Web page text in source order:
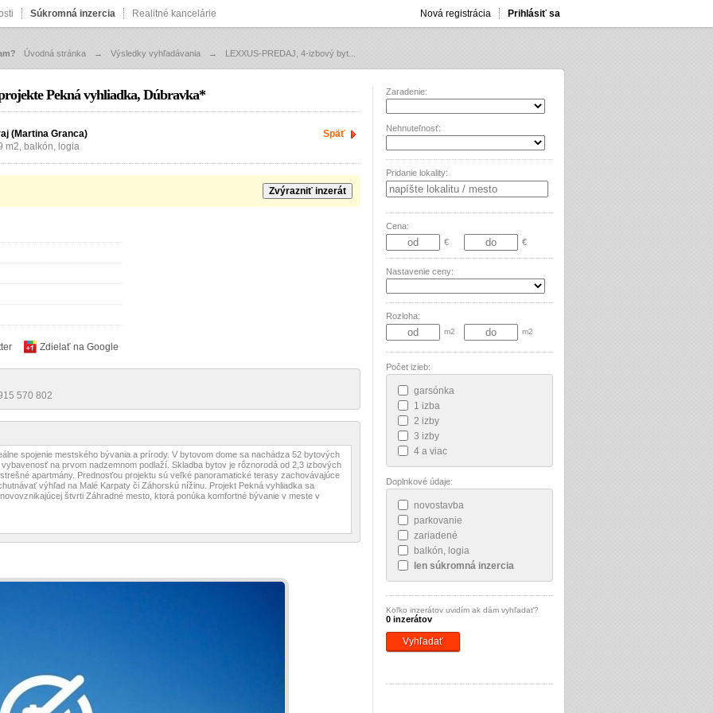
Súkromná inzercia Realitné kancelárie Prihlásiť sa
Nová registrácia
Úvodná stránka → Výsledky vyhľadávania → LEXXUS-PREDAJ, 4-izbový byt...
Pekná vyhliadka, Dúbravka*
(Martina Granca)
Späť
m2, balkón, logia
Zvýrazniť inzerát
Zdielať na Google
570 802
spojenie mestského bývania a prírody. V bytovom dome sa nachádza 52 bytových
na prvom nadzemnom podlaží. Skladba bytov je rôznorodá od 2,3 izbových
apartmány. Prednosťou projektu sú veľké panoramatické terasy zachovávajúce
výhľad na Malé Karpaty či Záhorskú nížinu. Projekt Pekná vyhliadka sa
štvrti Záhradné mesto, ktorá ponúka komfortné bývanie v meste v
fáz: 1. podpis Rezervačnej zmluvy + úhrada rezervačného poplatku vo výške
bytu
Zaradenie:
Nehnuteľnosť:
Pridanie lokality:
Cena:
€
€
Nastavenie ceny:
Rozloha:
m2 m2
Počet izieb:
garsónka
1 izba
2 izby
3 izby
4 a viac
Doplnkové údaje:
novostavba
parkovanie
zariadené
balkón, logia
len súkromná inzercia
Koľko inzerátov uvidím ak dám vyhľadať?
0 inzerátov
Vyhľadať